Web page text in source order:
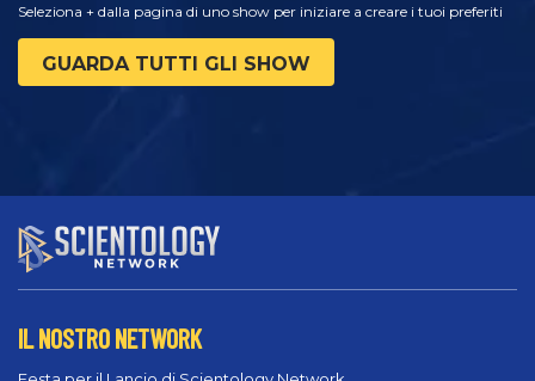
Seleziona + dalla pagina di uno show per iniziare a creare i tuoi preferiti
GUARDA TUTTI GLI SHOW
IL NOSTRO NETWORK